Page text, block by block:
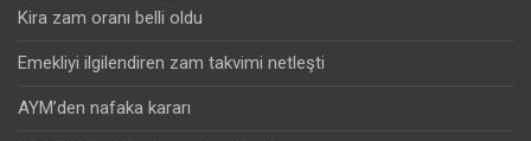
Kira zam oranı belli oldu
Emekliyi ilgilendiren zam takvimi netleşti
AYM’den nafaka kararı